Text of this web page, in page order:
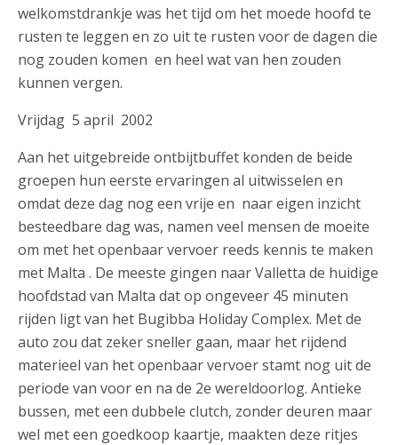
welkomstdrankje was het tijd om het moede hoofd te
rusten te leggen en zo uit te rusten voor de dagen die
nog zouden komen en heel wat van hen zouden
kunnen vergen.
Vrijdag 5 april 2002
Aan het uitgebreide ontbijtbuffet konden de beide
groepen hun eerste ervaringen al uitwisselen en
omdat deze dag nog een vrije en naar eigen inzicht
besteedbare dag was, namen veel mensen de moeite
om met het openbaar vervoer reeds kennis te maken
met Malta . De meeste gingen naar Valletta de huidige
hoofdstad van Malta dat op ongeveer 45 minuten
rijden ligt van het Bugibba Holiday Complex. Met de
auto zou dat zeker sneller gaan, maar het rijdend
materieel van het openbaar vervoer stamt nog uit de
periode van voor en na de 2e wereldoorlog. Antieke
bussen, met een dubbele clutch, zonder deuren maar
wel met een goedkoop kaartje, maakten deze ritjes